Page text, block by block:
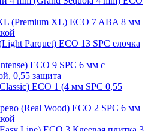
(Premium XL) ECO 7 ABA 8 мм
Parquet) ECO 13 SPC елочка
ECO 9 SPC 6 мм с
0,55 защита
ECO 1 (4 мм SPC 0,55
(Real Wood) ECO 2 SPC 6 мм